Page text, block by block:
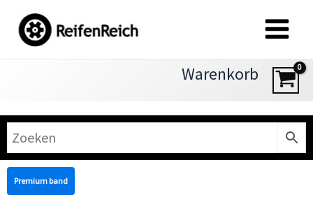
Inhalt
springen
Warenkorb
Premium band